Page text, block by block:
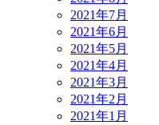
2021年7月
2021年6月
2021年5月
2021年4月
2021年3月
2021年2月
2021年1月